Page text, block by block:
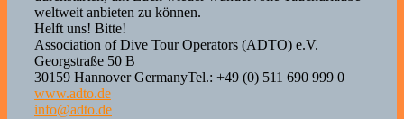
weltweit anbieten zu können.
Helft uns! Bitte!
Association of Dive Tour Operators (ADTO) e.V.
Georgstraße 50 B
30159 Hannover GermanyTel.: +49 (0) 511 690 999 0
www.adto.de
info@adto.de